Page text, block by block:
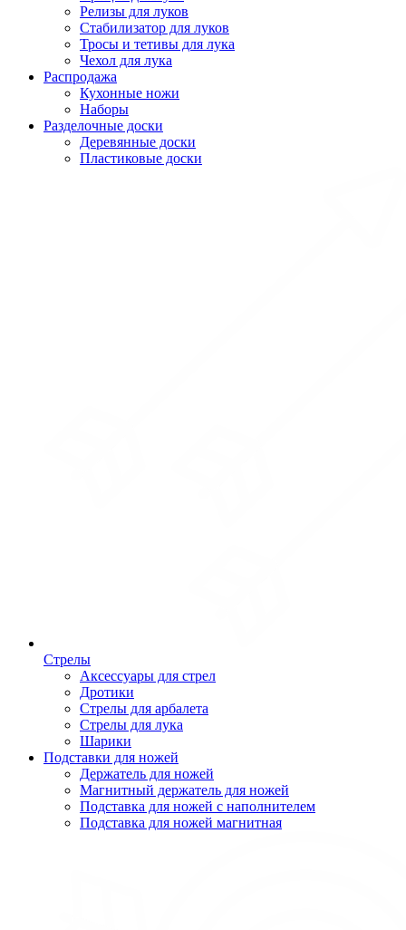
Релизы для луков
Стабилизатор для луков
Тросы и тетивы для лука
Чехол для лука
Распродажа
Кухонные ножи
Наборы
Разделочные доски
Деревянные доски
Пластиковые доски
Стрелы
Аксессуары для стрел
Дротики
Стрелы для арбалета
Стрелы для лука
Шарики
Подставки для ножей
Держатель для ножей
Магнитный держатель для ножей
Подставка для ножей с наполнителем
Подставка для ножей магнитная